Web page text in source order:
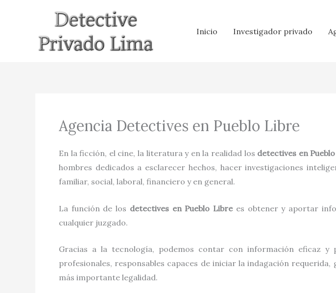
Inicio Investigador privado
Agencia Detectives en Pueblo Libre
En la ficción, el cine, la literatura y en la realidad los detectives en
hombres dedicados a esclarecer hechos, hacer investigaciones
familiar, social, laboral, financiero y en general.
La función de los detectives en Pueblo Libre es obtener y aportar
cualquier juzgado.
Gracias a la tecnología, podemos contar con información eficaz
profesionales, responsables capaces de iniciar la indagación
más importante legalidad.